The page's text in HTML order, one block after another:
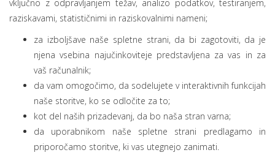
vključno z odpravljanjem težav, analizo podatkov, testiranjem,
raziskavami, statističnimi in raziskovalnimi nameni;
za izboljšave naše spletne strani, da bi zagotoviti, da je
njena vsebina najučinkoviteje predstavljena za vas in za
vaš računalnik;
da vam omogočimo, da sodelujete v interaktivnih funkcijah
naše storitve, ko se odločite za to;
kot del naših prizadevanj, da bo naša stran varna;
da uporabnikom naše spletne strani predlagamo in
priporočamo storitve, ki vas utegnejo zanimati.